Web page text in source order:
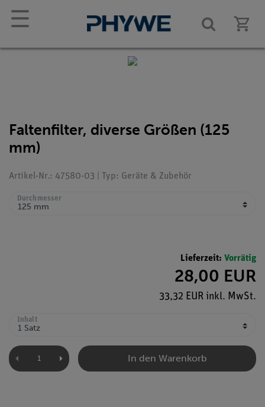
☰
Faltenfilter, diverse Größen (125
mm)
Artikel-Nr.: 47580-03 | Typ: Geräte & Zubehör
Durchmesser
Lieferzeit: Vorrätig
28,00 EUR
33,32 EUR inkl. MwSt.
Inhalt
In den Warenkorb